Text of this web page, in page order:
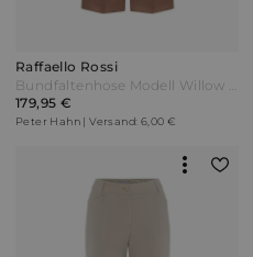
Raffaello Rossi
Bundfaltenhose Modell Willow O Raffaello Rossi orange
179,95 €
Peter Hahn | Versand: 6,00 €